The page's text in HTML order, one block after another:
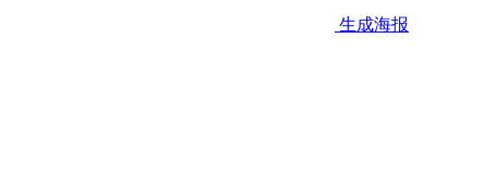
生成海报